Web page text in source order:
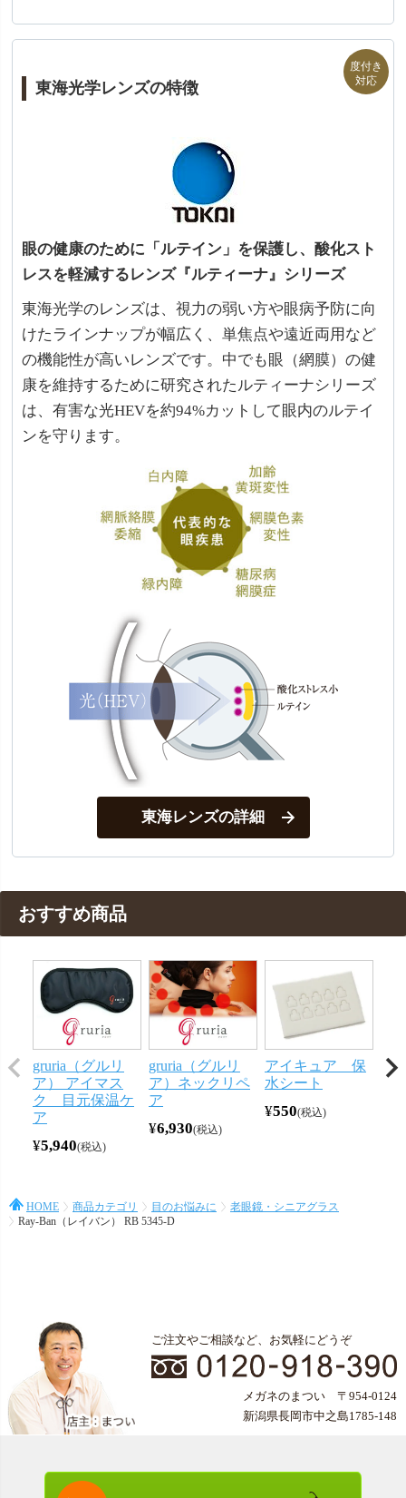
東海光学レンズの特徴
眼の健康のために「ルテイン」を保護し、酸化スト
レスを軽減するレンズ『ルティーナ』シリーズ
東海光学のレンズは、視力の弱い方や眼病予防に向
けたラインナップが幅広く、単焦点や遠近両用など
の機能性が高いレンズです。中でも眼（網膜）の健
康を維持するために研究されたルティーナシリーズ
は、有害な光HEVを約94%カットして眼内のルテイ
ンを守ります。
東海レンズの詳細
おすすめ商品
gruria（グルリ
ア） アイマス
ク 目元保温ケ
ア
¥5,940 税込
gruria（グルリ
ア）ネックリペ
ア
¥6,930 税込
アイキュア 保
水シート
¥550 税込
メ
ー
HOME 商品カテゴリ 目のお悩みに
老眼鏡・シニアグラス
Ray-Ban（レイバン） RB 5345-D
ご注文やご相談など、お気軽にどうぞ
メガネのまつい 〒954-0124
新潟県長岡市中之島1785-148